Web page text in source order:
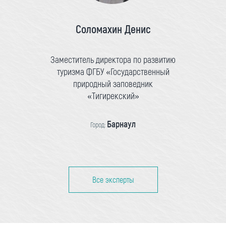
Соломахин Денис
Заместитель директора по развитию
туризма ФГБУ «Государственный
природный заповедник
«Тигирекский»
Город: Барнаул
Все эксперты